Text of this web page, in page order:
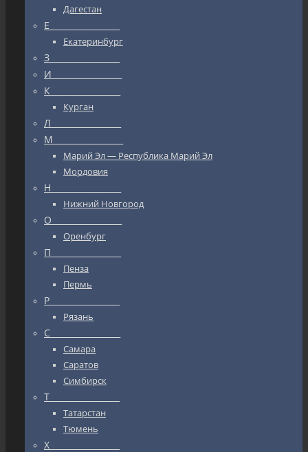
Дагестан
Е_________________
Екатеринбург
З_________________
И_________________
К_________________
Курган
Л_________________
М_________________
Марий Эл — Республика Марий Эл
Мордовия
Н_________________
Нижний Новгород
О_________________
Оренбург
П_________________
Пенза
Пермь
Р_________________
Рязань
С_________________
Самара
Саратов
Симбирск
Т_________________
Татарстан
Тюмень
Х_________________